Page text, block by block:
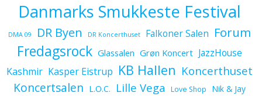
Danmarks Smukkeste Festival
DMA 09 DR Byen DR Koncerthuset Falkoner Salen Forum
Fredagsrock Glassalen Grøn Koncert JazzHouse
Kashmir Kasper Eistrup KB Hallen Koncerthuset
Koncertsalen L.O.C. Lille Vega Love Shop Nik & Jay